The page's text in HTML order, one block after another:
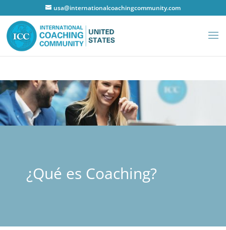
usa@internationalcoachingcommunity.com
¿Qué es Coaching?